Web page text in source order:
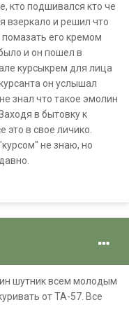
кто подшивался кто че
взеркало и решил что
его кремом
и он пошел в
курсыкрем для лица
он услышал
знал что такое эмолин
в бытовку к
это в свое личико.
не знаю, но
шутник всем молодым
от ТА-57. Все